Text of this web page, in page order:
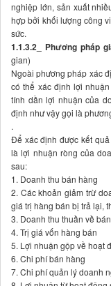
nghiệp lớn, sản xuất
hợp bởi khối lượng công
sức.
1.1.3.2_ Phương pháp
gian)
Ngoài phương pháp xác
có thể xác định lợi
tính dần lợi nhuận của
định như vậy gọi là
.
Để xác định được kết
là lợi nhuận ròng của
sau:
1. Doanh thu bán hàng
2. Các khoản giảm trừ
giá trị hàng bán bị trả lại,
3. Doanh thu thuần về
4. Trị giá vốn hàng bán
5. Lợi nhuận gộp về hoạt
6. Chi phí bán hàng
7. Chi phí quản lý doanh